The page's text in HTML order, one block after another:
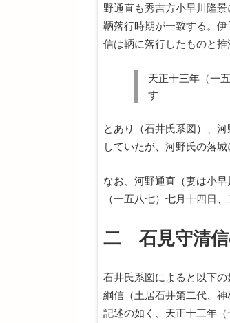
野通直も秀吉方小早川隆
鞆落行時期が一致する。
信は鞆に落行したものと推
天正十三年（一
す
とあり（石井氏系図）、
していたが、河野氏の落
なお、河野通直（妻は小
（一五八七）七月十四日
二 石見守清信
石井氏系図によると以下
綱信（土居石井第二代、
記述の如く、天正十三年（